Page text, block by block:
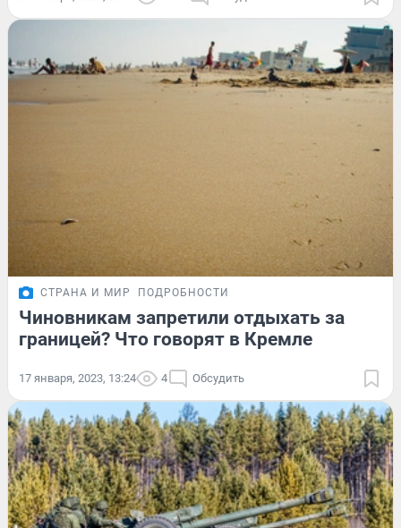
СТРАНА И МИР ПОДРОБНОСТИ
Чиновникам запретили отдыхать за
границей? Что говорят в Кремле
17 января, 2023, 13:24 4 Обсудить